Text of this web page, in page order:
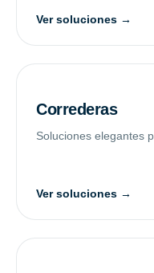
Ver soluciones →
Correderas
Soluciones elegantes
Ver soluciones →